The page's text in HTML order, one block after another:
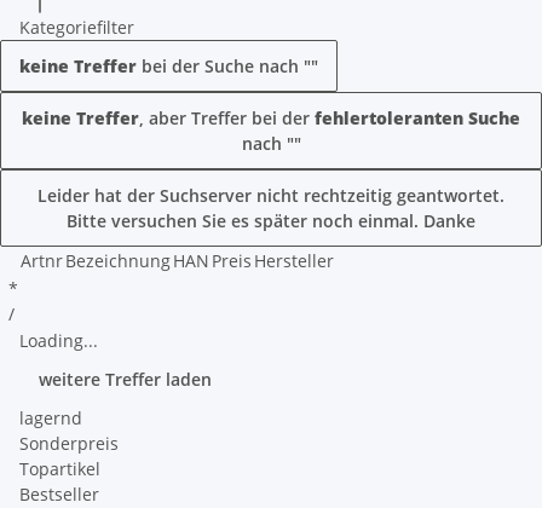
Kategoriefilter
keine Treffer bei der Suche nach ""
keine Treffer, aber Treffer bei der fehlertoleranten Suche
nach ""
Leider hat der Suchserver nicht rechtzeitig geantwortet.
Bitte versuchen Sie es später noch einmal. Danke
ArtnrBezeichnungHAN Preis Hersteller
*
/
Loading...
weitere Treffer laden
lagernd
Sonderpreis
Topartikel
Bestseller